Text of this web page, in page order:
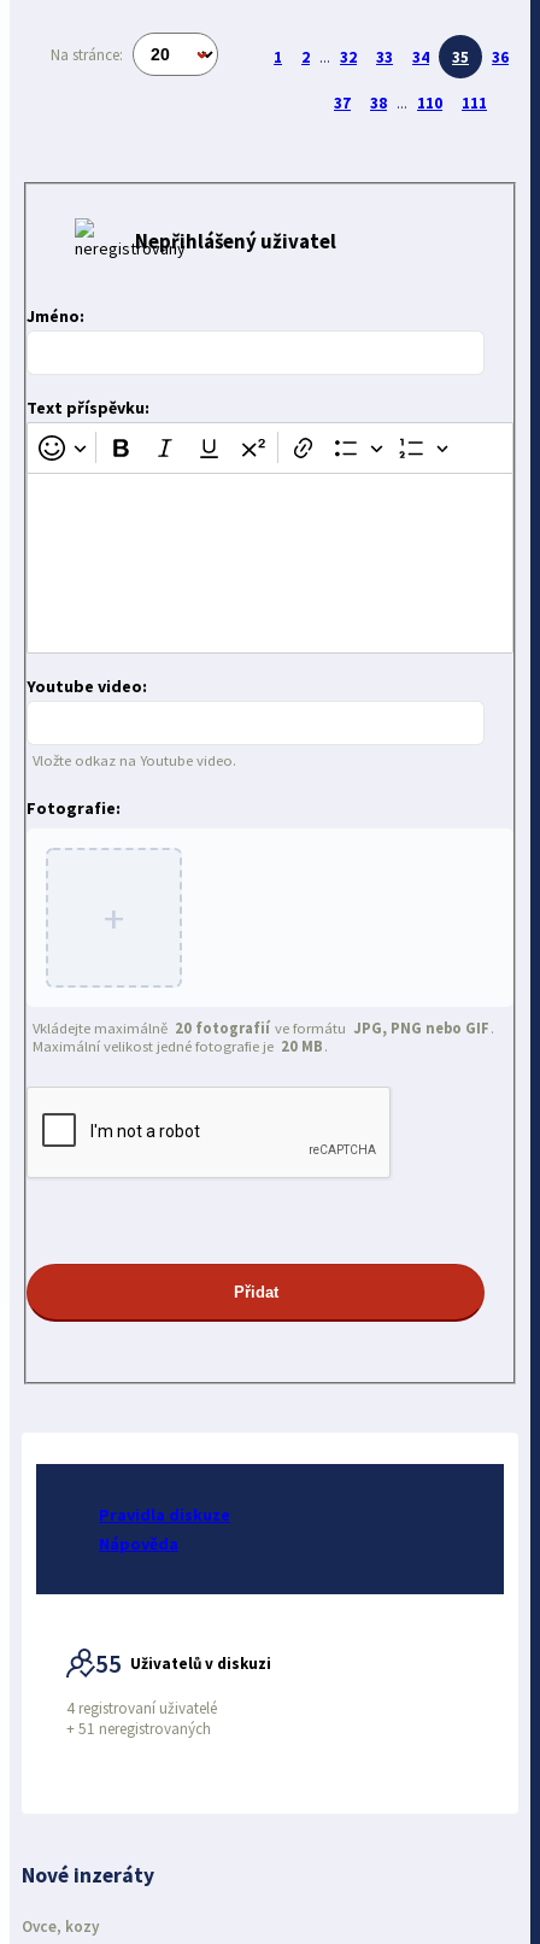
Na stránce: 1 2 ... 32 33 34 35 36
37 38 ... 110 111
Nepřihlášený uživatel
Jméno:
Text příspěvku:
Youtube video:
Vložte odkaz na Youtube video.
Fotografie:
+
Vkládejte maximálně 20 fotografií ve formátu JPG, PNG nebo GIF .
Maximální velikost jedné fotografie je 20 MB .
Pravidla diskuze
Nápověda
55 Uživatelů v diskuzi
4 registrovaní uživatelé
+51 neregistrovaných
Nové inzeráty
Ovce, kozy